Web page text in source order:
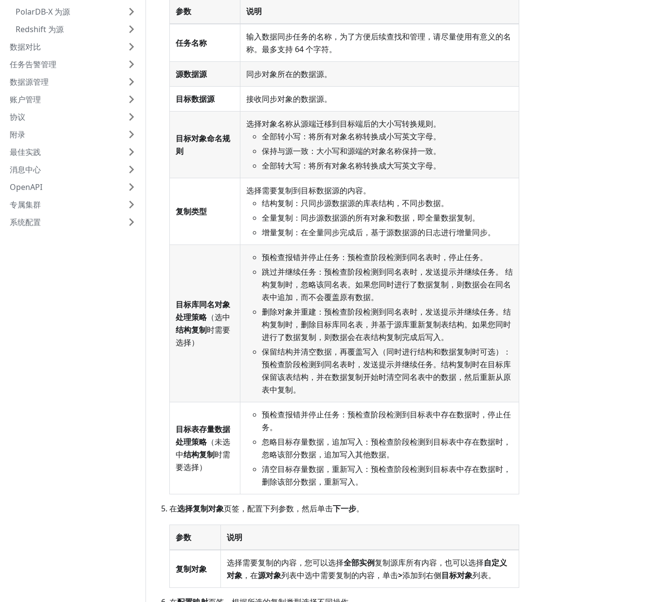
PolarDB-X 为源
Redshift 为源
数据对比
任务告警管理
数据源管理
账户管理
协议
附录
最佳实践
消息中心
OpenAPI
专属集群
系统配置
参数 说明
任务名称
输入数据同步任务的名称，为了方便后续查找和管理，请尽量使用有意义的名
称。最多支持 64 个字符。
源数据源 同步对象所在的数据源。
目标数据源 接收同步对象的数据源。
目标对象命名规
则
选择对象名称从源端迁移到目标端后的大小写转换规则。
全部转小写：将所有对象名称转换成小写英文字母。
保持与源一致：大小写和源端的对象名称保持一致。
全部转大写：将所有对象名称转换成大写英文字母。
复制类型
选择需要复制到目标数据源的内容。
结构复制：只同步源数据源的库表结构，不同步数据。
全量复制：同步源数据源的所有对象和数据，即全量数据复制。
增量复制：在全量同步完成后，基于源数据源的日志进行增量同步。
目标库同名对象
处理策略（选中
结构复制时需要
选择）
预检查报错并停止任务：预检查阶段检测到同名表时，停止任务。
跳过并继续任务：预检查阶段检测到同名表时，发送提示并继续任务。 结
构复制时，忽略该同名表。如果您同时进行了数据复制，则数据会在同名
表中追加，而不会覆盖原有数据。
删除对象并重建：预检查阶段检测到同名表时，发送提示并继续任务。结
构复制时，删除目标库同名表，并基于源库重新复制表结构。如果您同时
进行了数据复制，则数据会在表结构复制完成后写入。
保留结构并清空数据，再覆盖写入（同时进行结构和数据复制时可选）：
预检查阶段检测到同名表时，发送提示并继续任务。结构复制时在目标库
保留该表结构，并在数据复制开始时清空同名表中的数据，然后重新从原
表中复制。
目标表存量数据
处理策略（未选
中结构复制时需
要选择）
预检查报错并停止任务：预检查阶段检测到目标表中存在数据时，停止任
务。
忽略目标存量数据，追加写入：预检查阶段检测到目标表中存在数据时，
忽略该部分数据，追加写入其他数据。
清空目标存量数据，重新写入：预检查阶段检测到目标表中存在数据时，
删除该部分数据，重新写入。
在选择复制对象页签，配置下列参数，然后单击下一步。
参数 说明
复制对象
选择需要复制的内容，您可以选择全部实例复制源库所有内容，也可以选择自定义
对象 ，在源对象列表中选中需要复制的内容，单击>添加到右侧目标对象列表。